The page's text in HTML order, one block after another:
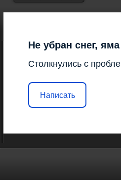
Не убран снег,
Столкнулись с
Написать